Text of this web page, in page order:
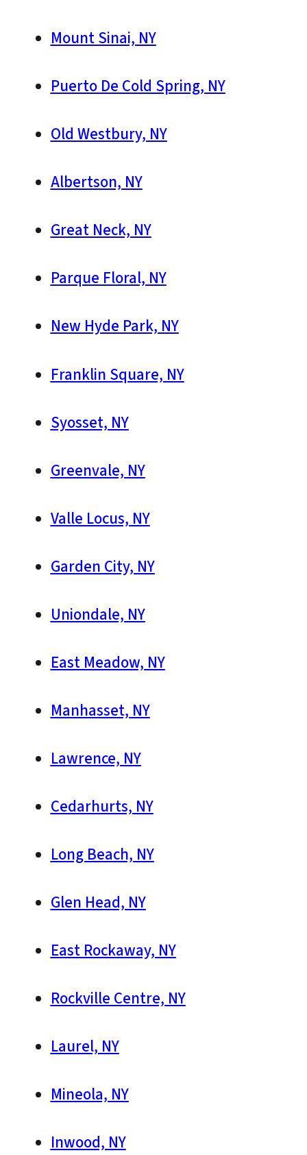
Mount Sinai, NY
Puerto De Cold Spring, NY
Old Westbury, NY
Albertson, NY
Great Neck, NY
Parque Floral, NY
New Hyde Park, NY
Franklin Square, NY
Syosset, NY
Greenvale, NY
Valle Locus, NY
Garden City, NY
Uniondale, NY
East Meadow, NY
Manhasset, NY
Lawrence, NY
Cedarhurts, NY
Long Beach, NY
Glen Head, NY
East Rockaway, NY
Rockville Centre, NY
Laurel, NY
Mineola, NY
Inwood, NY